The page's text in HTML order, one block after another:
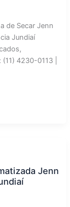
de Secar Jenn
Jundiaí
4230-0113 |
Jenn